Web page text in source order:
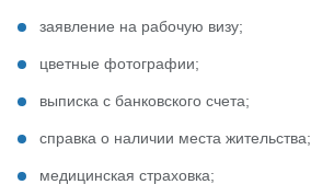
заявление на рабочую визу;
цветные фотографии;
выписка с банковского счета;
справка о наличии места жительства;
медицинская страховка;